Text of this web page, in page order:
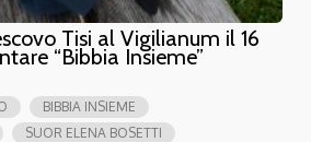
Tisi al Vigilianum il 16
“Bibbia Insieme”
BIBBIA INSIEME
SUOR ELENA BOSETTI